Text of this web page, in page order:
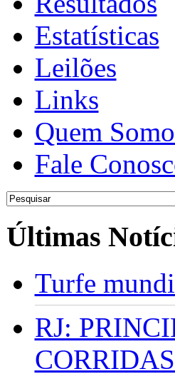
Estatísticas
Leilões
Links
Quem
Fale
Últimas
Turfe
RJ: